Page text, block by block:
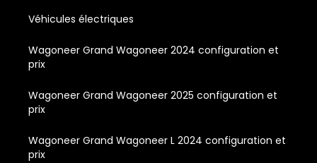
Véhicules électriques
Wagoneer Grand Wagoneer 2024 configuration et
prix
Wagoneer Grand Wagoneer 2025 configuration et
prix
Wagoneer Grand Wagoneer L 2024 configuration et
prix